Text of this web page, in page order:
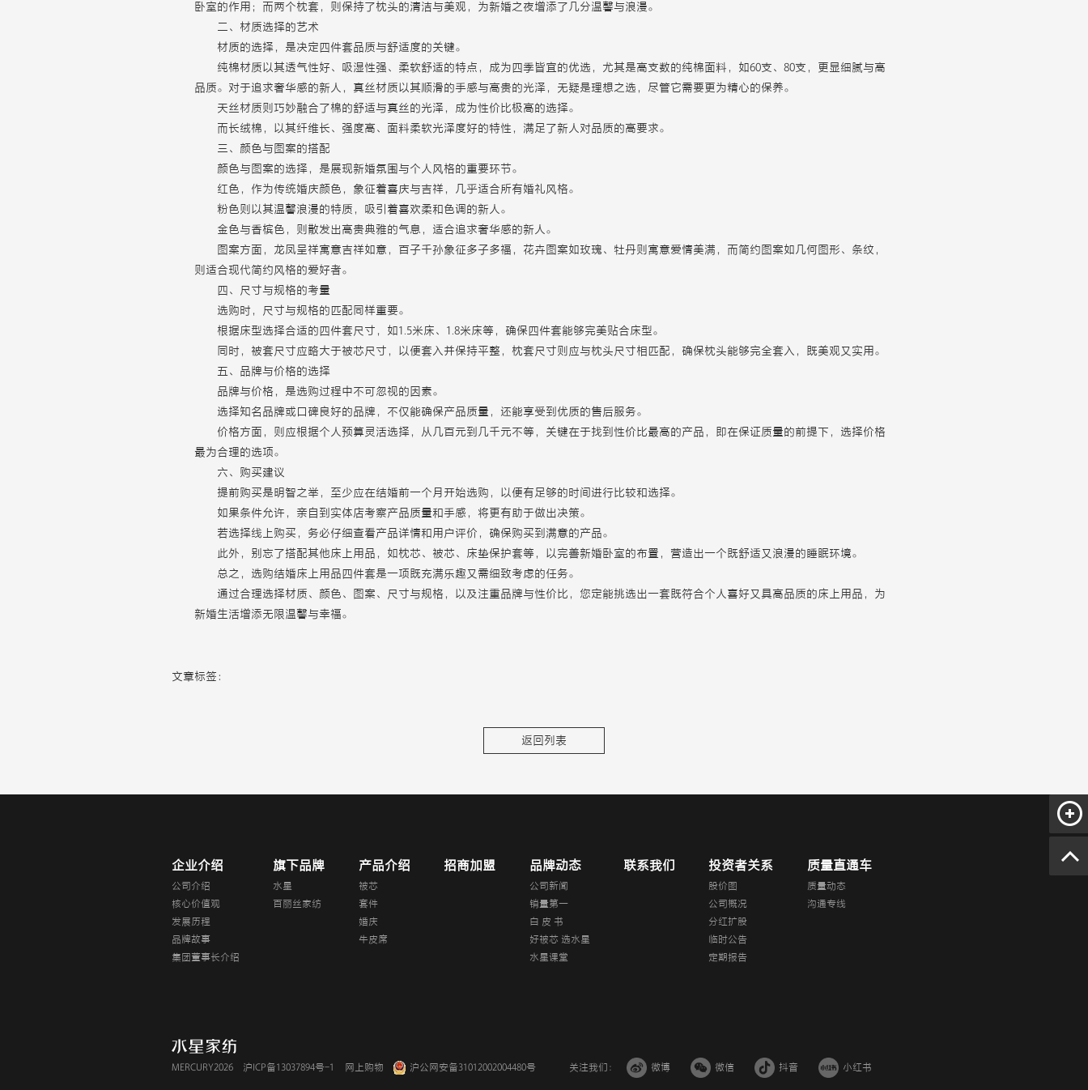
卧室的作用；而两个枕套，则保持了枕头的清洁与美观，为新婚之夜增添了几分温馨与浪漫。
二、材质选择的艺术
材质的选择，是决定四件套品质与舒适度的关键。
纯棉材质以其透气性好、吸湿性强、柔软舒适的特点，成为四季皆宜的优选，尤其是高支数的纯棉面料，如60支、80支，更显细腻与高
品质。对于追求奢华感的新人，真丝材质以其顺滑的手感与高贵的光泽，无疑是理想之选，尽管它需要更为精心的保养。
天丝材质则巧妙融合了棉的舒适与真丝的光泽，成为性价比极高的选择。
而长绒棉，以其纤维长、强度高、面料柔软光泽度好的特性，满足了新人对品质的高要求。
三、颜色与图案的搭配
颜色与图案的选择，是展现新婚氛围与个人风格的重要环节。
红色，作为传统婚庆颜色，象征着喜庆与吉祥，几乎适合所有婚礼风格。
粉色则以其温馨浪漫的特质，吸引着喜欢柔和色调的新人。
金色与香槟色，则散发出高贵典雅的气息，适合追求奢华感的新人。
图案方面，龙凤呈祥寓意吉祥如意，百子千孙象征多子多福，花卉图案如玫瑰、牡丹则寓意爱情美满，而简约图案如几何图形、条纹，
则适合现代简约风格的爱好者。
四、尺寸与规格的考量
选购时，尺寸与规格的匹配同样重要。
根据床型选择合适的四件套尺寸，如1.5米床、1.8米床等，确保四件套能够完美贴合床型。
同时，被套尺寸应略大于被芯 尺寸，以便套入并保持平整，枕套尺寸则应与枕头尺寸相匹配，确保枕头能够完全套入，既美观又实用。
五、品牌与价格的选择
品牌与价格，是选购过程中不可忽视的因素。
选择知名品牌或口碑良好的品牌，不仅能确保产品质量，还能享受到优质的售后服务。
价格方面，则应根据个人预算灵活选择，从几百元到几千元不等，关键在于找到性价比最高的产品，即在保证质量的前提下，选择价格
最为合理的选项。
六、购买建议
提前购买是明智之举，至少应在结婚前一个月开始选购，以便有足够的时间进行比较和选择。
如果条件允许，亲自到实体店考察产品质量和手感，将更有助于做出决策。
若选择线上购买，务必仔细查看产品详情和用户评价，确保购买到满意的产品。
此外，别忘了搭配其他床上用品，如枕芯、被芯、床垫保护套等，以完善新婚卧室的布置，营造出一个既舒适又浪漫的睡眠环境。
总之，选购结婚床上用品四件套是一项既充满乐趣又需细致考虑的任务。
通过合理选择材质、颜色、图案、尺寸与规格，以及注重品牌与性价比，您定能挑选出一套既符合个人喜好又具高品质的床上用品，为
新婚生活增添无限温馨与幸福。
文章标签：
返回列表
企业介绍
公司介绍
核心价值观
发展历程
品牌故事
集团董事长介绍
旗下品牌
水星
百丽丝家纺
产品介绍
被芯
套件
婚庆
牛皮席
招商加盟 品牌动态
公司新闻
销量第一
白 皮 书
好被芯 选水星
水星课堂
联系我们 投资者关系
股价图
公司概况
分红扩股
临时公告
定期报告
质量直通车
质量动态
沟通专线
MERCURY2026 沪ICP备13037894号-1 网上购物 沪公网安备31012002004480号 关注我们： 微博 微信 抖音 小红书